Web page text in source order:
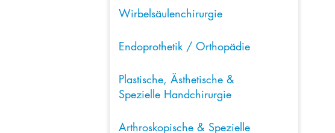
Wirbelsäulenchirurgie
Endoprothetik / Orthopädie
Plastische, Ästhetische &
Spezielle Handchirurgie
Arthroskopische & Spezielle